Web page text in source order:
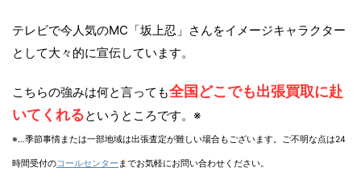
テレビで今人気のMC「坂上忍」さんをイメージキャラクター
として大々的に宣伝しています。
こちらの強みは何と言っても全国どこでも出張買取に赴
いてくれるというところです。※
※…季節事情または一部地域は出張査定が難しい場合もございます。ご不明な点は24
時間受付のコールセンター までお気軽にお問い合わせください。